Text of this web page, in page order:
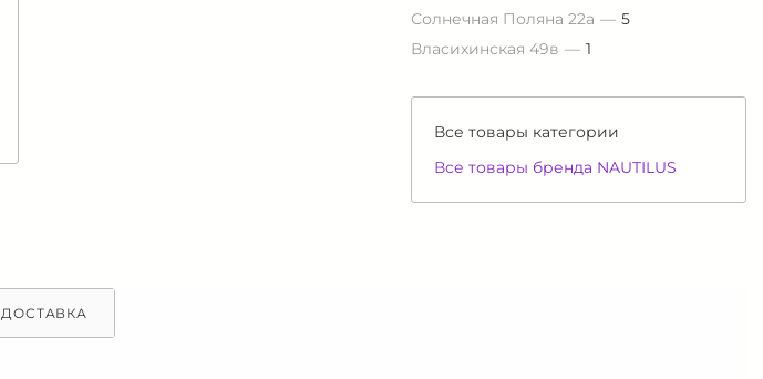
Солнечная Поляна 22а
5
Власихинская 49в
1
Все товары категории
Все товары бренда NAUTILUS
ДОСТАВКА